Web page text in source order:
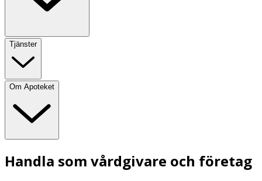
Tjänster
Om Apoteket
Handla som vårdgivare och företag